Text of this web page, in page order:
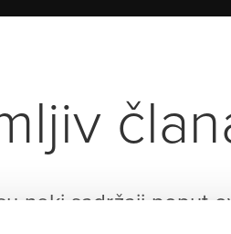
neki sadržaji poput